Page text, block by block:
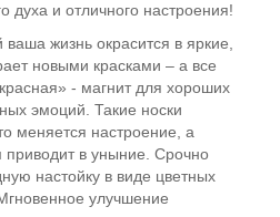
духа и отличного настроения!
жизнь окрасится в яркие,
новыми красками – а все
- магнит для хороших
эмоций. Такие носки
меняется настроение, а
приводит в уныние. Срочно
настойку в виде цветных
улучшение